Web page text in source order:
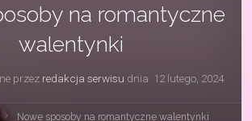
na romantyczne
walentynki
przez redakcja serwisu dnia 12 lutego, 2024
Nowe sposoby na romantyczne walentynki